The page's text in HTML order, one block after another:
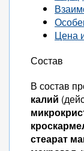
Цена
Состав
В состав
калий
стеарат